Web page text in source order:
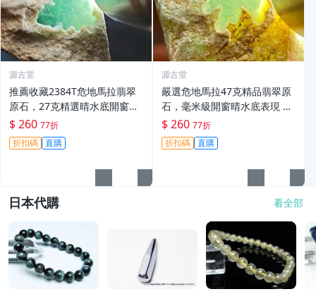
源古堂
推薦收藏2384T危地馬拉翡翠
原石，27克精選晴水底開窗美
石，每日晚11點截標，真實成
交。危地馬拉 翡翠原石 晴水底
$ 260 77折
折扣碼 直購
源古堂
嚴選危地馬拉47克精品翡翠原
石，毫米級開窗晴水底表現 翡
翠原石 危地馬拉 經典切片
$ 260 77折
折扣碼 直購
日本代購 看全部